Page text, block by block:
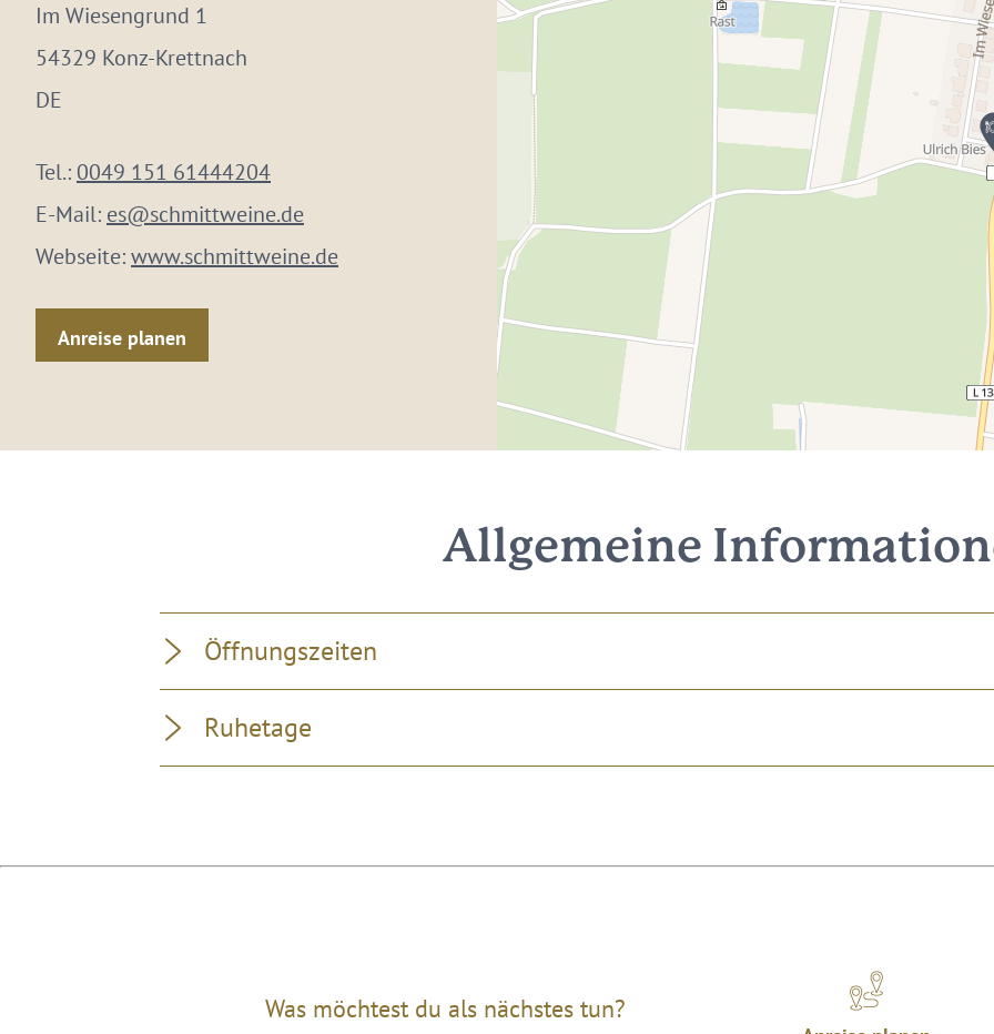
Im Wiesengrund 1
54329 Konz-Krettnach
DE
Tel.: 0049 151 61444204
E-Mail: es@schmittweine.de
Webseite:www.schmittweine.de
Anreise planen
Allgemeine
Öffnungszeiten
Ruhetage
Was möchtest du als nächstes tun?